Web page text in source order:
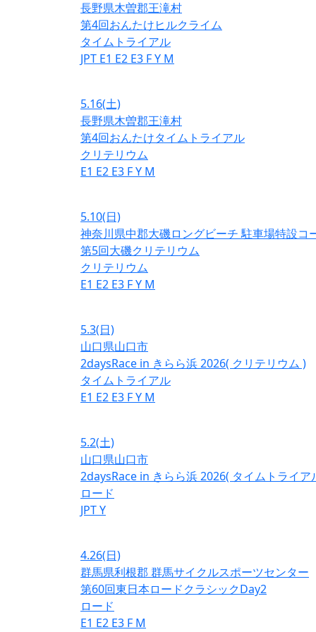
長野県木曽郡王滝村
第4回おんたけヒルクライム
タイムトライアル
JPT E1 E2 E3 FY M
5.16(土)
長野県木曽郡王滝村
第4回おんたけタイムトライアル
クリテリウム
E1 E2 E3 FY M
5.10(日)
神奈川県中郡大磯ロングビーチ 駐車場特設コ
第5回大磯クリテリウム
クリテリウム
E1 E2 E3 FY M
5.3(日)
山口県山口市
2daysRace in きらら浜 2026( クリテリウム )
タイムトライアル
E1 E2 E3 FY M
5.2(土)
山口県山口市
2daysRace in きらら浜 2026( タイムトライア
ロード
JPTY
4.26(日)
群馬県利根郡 群馬サイクルスポーツセンター
第60回東日本ロードクラシックDay2
ロード
E1 E2 E3 F M